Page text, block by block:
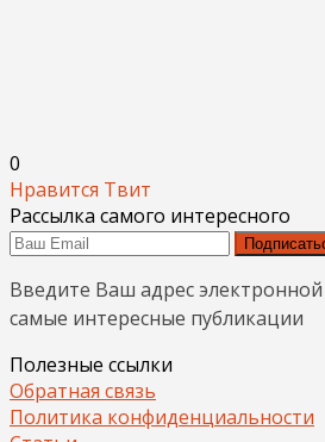
0
Нравится Твит
Рассылка самого интересного
Введите Ваш адрес
самые интересные публикации
Полезные ссылки
Обратная связь
Политика конфиденциальности